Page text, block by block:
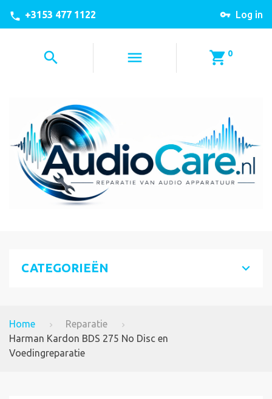
Log in
+3153 477 1122
0
CATEGORIEËN
Home
Reparatie
Harman Kardon BDS 275 No Disc en
Voedingreparatie